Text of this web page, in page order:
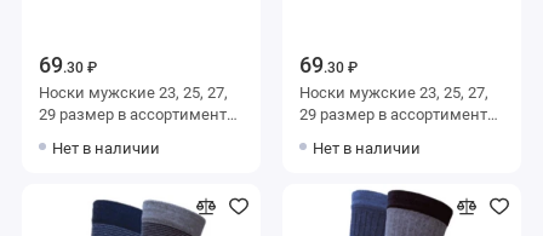
69.30 ₽
Носки мужские 23, 25, 27,
29 размер в ассортименте
Нет в наличии
69.30 ₽
Носки мужские 23, 25, 27,
29 размер в ассортименте
Нет в наличии